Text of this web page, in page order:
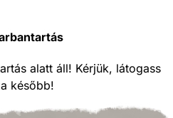
alatt áll! Kérjük, látogass
később!